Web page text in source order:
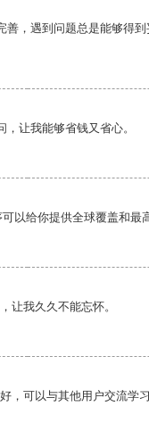
善，遇到问题总是能够得
让我能够省钱又省心。
以给你提供全球覆盖和最
让我久久不能忘怀。
，可以与其他用户交流学习